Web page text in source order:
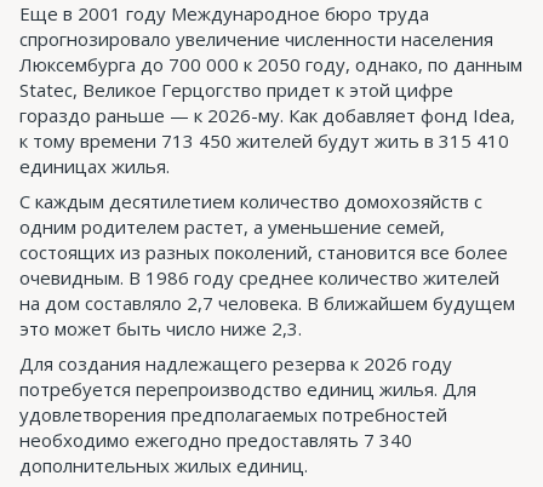
Еще в 2001 году Международное бюро труда
спрогнозировало увеличение численности населения
Люксембурга до 700 000 к 2050 году, однако, по данным
Statec, Великое Герцогство придет к этой цифре
гораздо раньше — к 2026-му. Как добавляет фонд Idea,
к тому времени 713 450 жителей будут жить в 315 410
единицах жилья.
С каждым десятилетием количество домохозяйств с
одним родителем растет, а уменьшение семей,
состоящих из разных поколений, становится все более
очевидным. В 1986 году среднее количество жителей
на дом составляло 2,7 человека. В ближайшем будущем
это может быть число ниже 2,3.
Для создания надлежащего резерва к 2026 году
потребуется перепроизводство единиц жилья. Для
удовлетворения предполагаемых потребностей
необходимо ежегодно предоставлять 7 340
дополнительных жилых единиц.